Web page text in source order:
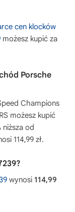
cen klocków
możesz kupić za
Porsche
Champions
możesz kupić
niższa od
114,99 zł.
wynosi 114,99